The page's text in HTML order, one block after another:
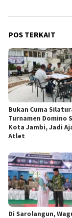
POS TERKAIT
Bukan Cuma
Turnamen Domino
Kota Jambi, Jadi
Atlet
Di Sarolangun,